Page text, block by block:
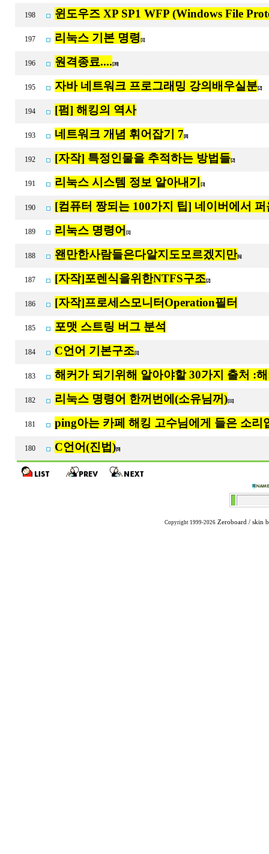
198 윈도우즈 XP SP1 WFP (Windows File
197 리눅스 기본 명령 [1]
196 원격종료.... [39]
195 자바 네트워크 프로그래밍 강의배우실분[2]
194 [펌] 해킹의 역사
193 네트워크 개념 휘어잡기 7 [8]
192 [자작] 특정인물을 추적하는 방법들[2]
191 리눅스 시스템 정보 알아내기 [3]
190 [컴퓨터 짱되는 100가지 팁] 네이버에서
189 리눅스 명령어 [1]
188 왠만한사람들은다알지도모르겠지만[6]
187 [자작]포렌식을위한NTFS구조[2]
186 [자작]프로세스모니터Operation필터
185 포맷 스트링 버그 분석
184 C언어 기본구조[1]
183 해커가 되기위해 알아야할 30가지 출처 :
182 리눅스 명령어 한꺼번에(소유님꺼)[11]
181 ping아는 카페 해킹 고수님에게 들은 소리
180 C언어(진법)[9]
Copyright 1999-2026 Zeroboard / skin